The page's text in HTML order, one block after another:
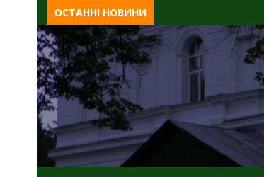
Skip
to
content
ОСТАННІ НОВИНИ